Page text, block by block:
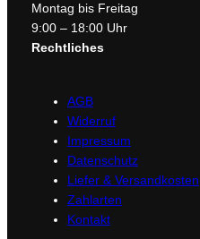
Montag bis Freitag
9:00 – 18:00 Uhr
Rechtliches
AGB
Widerruf
Impressum
Datenschutz
Liefer & Versandkosten
Zahlarten
Kontakt